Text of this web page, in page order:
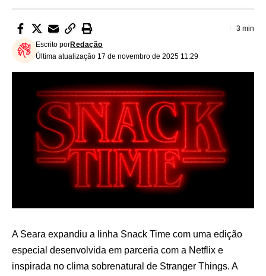
Última atualização 17 de novembro de 2025 11:29
Escrito porRedação
3 min
A Seara expandiu a linha Snack Time com uma edição
especial desenvolvida em parceria com a Netflix e
inspirada no clima sobrenatural de Stranger Things. A